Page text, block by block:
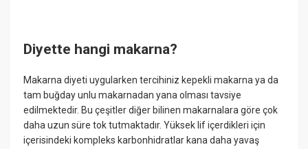
Diyette hangi makarna?
Makarna diyeti uygularken tercihiniz kepekli makarna ya da
tam buğday unlu makarnadan yana olması tavsiye
edilmektedir. Bu çeşitler diğer bilinen makarnalara göre çok
daha uzun süre tok tutmaktadır. Yüksek lif içerdikleri için
içerisindeki kompleks karbonhidratlar kana daha yavaş